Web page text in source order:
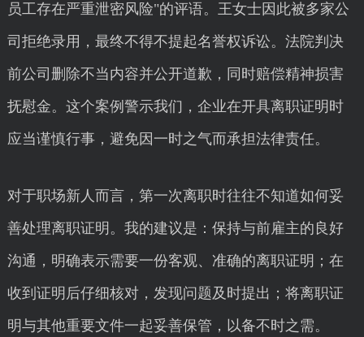
员工存在严重泄密风险"的评语。王女士因此被多家公
司拒绝录用，最终不得不提起名誉权诉讼。法院判决
前公司删除不当内容并公开道歉，同时赔偿精神损害
抚慰金。这个案例警示我们，企业在开具离职证明时
应当谨慎行事，避免因一时之气而承担法律责任。
对于职场新人而言，第一次离职时往往不知道如何妥
善处理离职证明。我的建议是：保持与前雇主的良好
沟通，明确表示需要一份客观、准确的离职证明；在
收到证明后仔细核对，发现问题及时提出；将离职证
明与其他重要文件一起妥善保管，以备不时之需。